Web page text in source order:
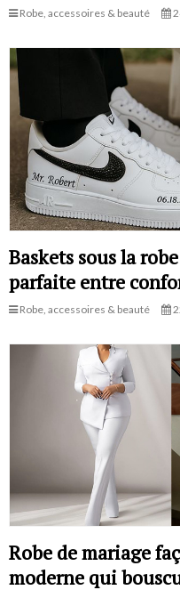
Robe, accessoires & beauté
Baskets sous la
parfaite entre
Robe, accessoires & beauté
Robe de mariage
moderne qui